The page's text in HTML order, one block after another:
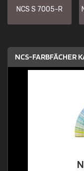
NCS S 7005-R
NCS-FARBFÄCHER